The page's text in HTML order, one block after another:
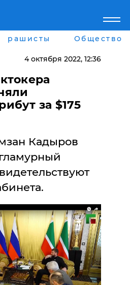
Города
Харьков
Днепр
Львов
Лайф стайл
Здоровье
Помощь проекту
Стиль Диалога
Шоу-биз
Культура
Общество
рашисты Общество
4 октября 2022, 12:36
за $175
Кадыров